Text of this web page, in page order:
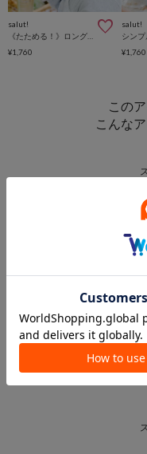
salut!
¥1,760
salut!
¥1,760
この
こんな
Suu☺︎ 168cm